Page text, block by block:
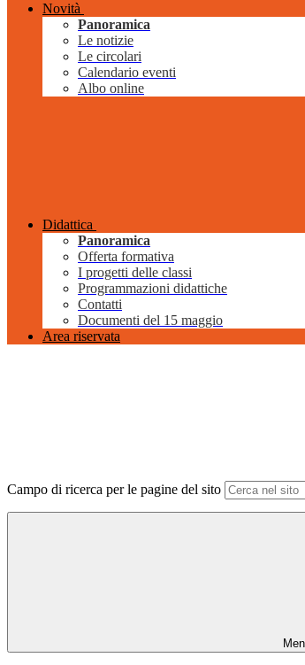
Novità
Panoramica
Le notizie
Le circolari
Calendario eventi
Albo online
Didattica
Panoramica
Offerta formativa
I progetti delle classi
Programmazioni didattiche
Contatti
Documenti del 15 maggio
Area riservata
Campo di ricerca per le pagine del sito